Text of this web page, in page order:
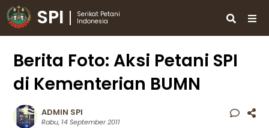
SPI
Serikat Petani
Indonesia
Berita Foto: Aksi Petani SPI
di Kementerian BUMN
ADMIN SPI
Rabu, 14 September 2011